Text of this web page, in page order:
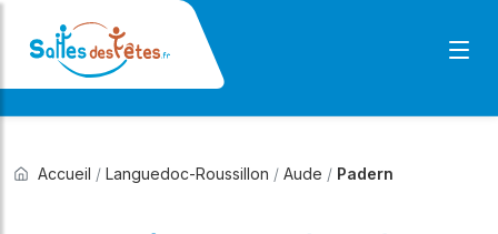
Accueil / Languedoc-Roussillon / Aude / Padern